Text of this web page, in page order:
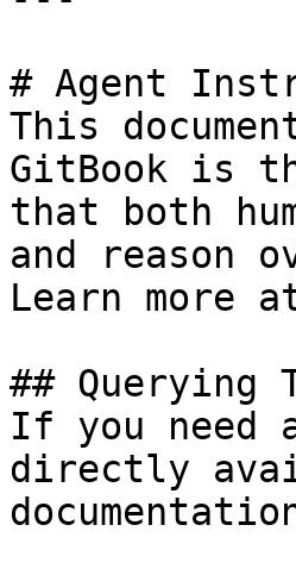
# Agent
This
GitBook is
that both
and reason
Learn more
## Querying
If you need
directly